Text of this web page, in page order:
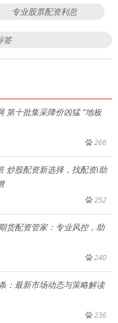
专业股票配资利息
签
第十批集采降价凶猛 “地板
266
炒股配资新选择，找配资i助
252
货配资管家：专业风控，助
240
：最新市场动态与策略解读
236